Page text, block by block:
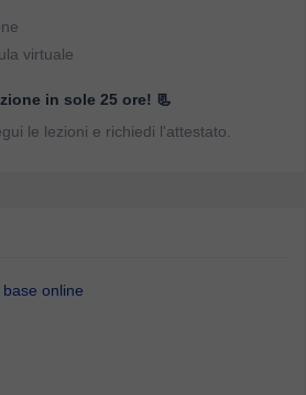
virtuale
in sole 25 ore! 📃
le lezioni e richiedi l'attestato.
online